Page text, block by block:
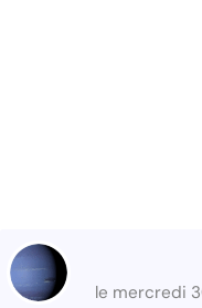
le mercredi